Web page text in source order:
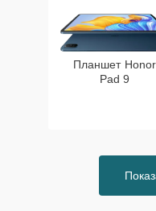
Планшет Honor
Pad 9